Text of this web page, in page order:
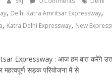
, Delhi Katra Amritsar Expressway,
, Katra Delhi Expressway, New
Expressway : आज हम बात करेंगे
सड़क परियोजना में से